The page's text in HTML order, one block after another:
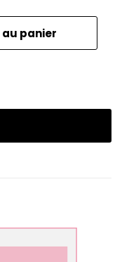
panier